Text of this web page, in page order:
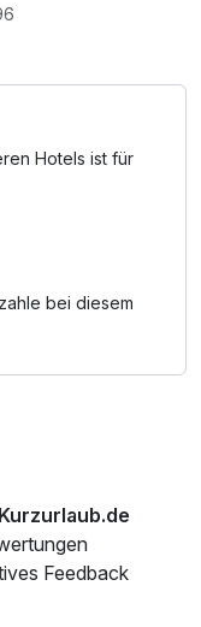
Fahrt. /
Hotels ist für
bei diesem
Feedback